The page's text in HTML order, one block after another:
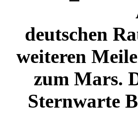
deutschen
weiteren
zum Mars.
Sternwarte